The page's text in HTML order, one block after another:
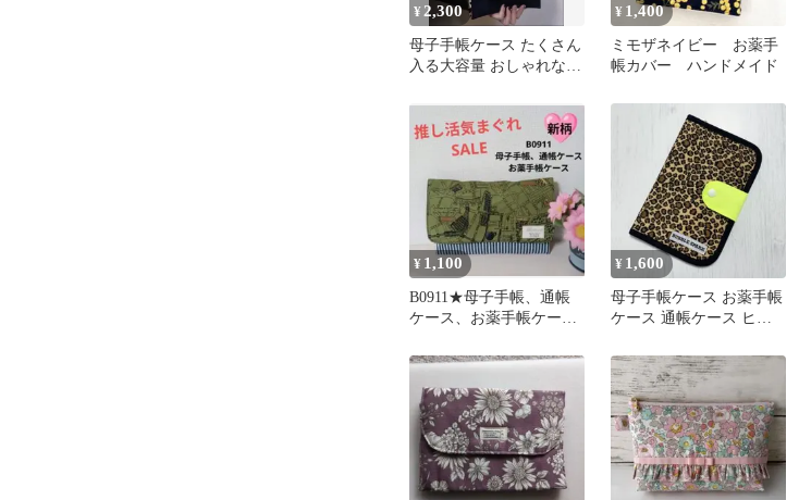
¥ 2,300
母子手帳ケース たくさん
入る大容量 おしゃれな母
すすめ！
¥ 1,400
ミモザネイビー お薬手
帳カバー ハンドメイド
¥ 1,100
B0911★母子手帳、通帳
ケース、お薬手帳ケース
¥ 1,600
母子手帳ケース お薬手帳
ケース 通帳ケース ヒョ